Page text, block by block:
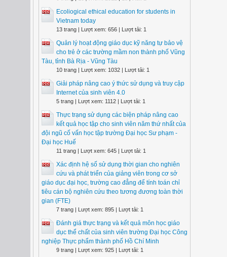
Ecoliogical ethical education for students in
Vietnam today
13 trang | Lượt xem: 656 | Lượt tải: 1
Quản lý hoạt động giáo dục kỹ năng tự bảo vệ
cho trẻ ở các trường mầm non thành phố Vũng
Tàu, tỉnh Bà Rịa - Vũng Tàu
10 trang | Lượt xem: 1032 | Lượt tải: 1
Giải pháp nâng cao ý thức sử dụng và truy cập
Internet của sinh viên 4.0
5 trang | Lượt xem: 1112 | Lượt tải: 1
Thực trạng sử dụng các biện pháp nâng cao
kết quả học tập cho sinh viên năm thứ nhất của
đội ngũ cố vấn học tập trường Đại học Sư phạm -
Đại học Huế
11 trang | Lượt xem: 645 | Lượt tải: 1
Xác định hệ số sử dụng thời gian cho nghiên
cứu và phát triển của giảng viên trong cơ sở
giáo dục đại học, trường cao đẳng để tính toán chỉ
tiêu cán bộ nghiên cứu theo tương đương toàn thời
gian (FTE)
7 trang | Lượt xem: 895 | Lượt tải: 1
Đánh giá thực trạng và kết quả môn học giáo
dục thể chất của sinh viên trường Đại học Công
nghiệp Thực phẩm thành phố Hồ Chí Minh
9 trang | Lượt xem: 925 | Lượt tải: 1